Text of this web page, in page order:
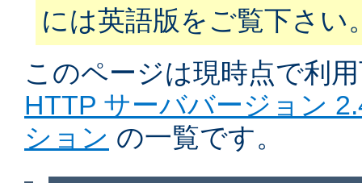
には英語版をご覧下さい
このページは現時点で利
HTTP サーババージョン
ション の一覧です。